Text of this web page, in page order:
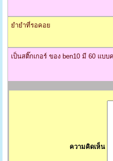
ยำยำที่รอคอย
เป็นสติ๊กเกอร์ ของ ben10 มี 60 แบบ
ความคิดเห็น